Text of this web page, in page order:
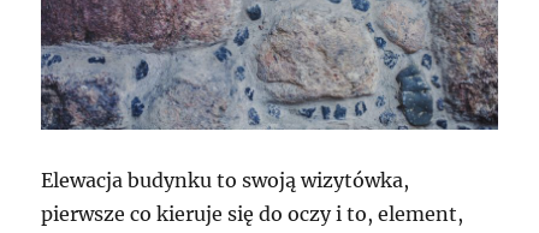
Elewacja budynku to swoją wizytówka,
pierwsze co kieruje się do oczy i to, element,